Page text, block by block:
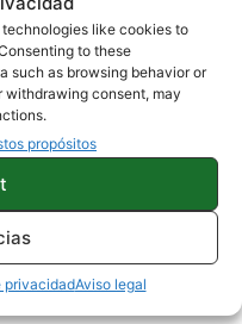
like cookies to
to these
such as browsing behavior or
withdrawing consent, may
propósitos
privacidadAviso legal